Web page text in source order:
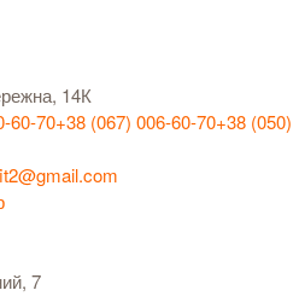
14К
60-70+38 (067) 006-60-70+38 (050)
7